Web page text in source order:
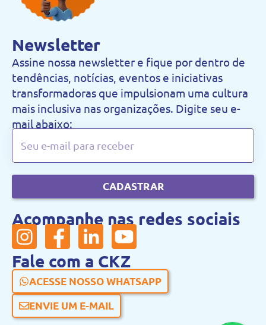
Newsletter
Assine nossa newsletter e fique por dentro de
tendências, notícias, eventos e iniciativas
transformadoras que impulsionam uma cultura
mais inclusiva nas organizações. Digite seu e-
mail abaixo:
CADASTRAR
Acompanhe nas redes sociais
Fale com a CKZ
ACESSE NOSSO WHATSAPP
ENVIE UM E-MAIL